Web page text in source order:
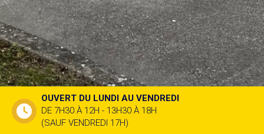
OUVERT DU LUNDI AU VENDREDI
DE 7H30 À 12H - 13H30 À 18H
(SAUF VENDREDI 17H)